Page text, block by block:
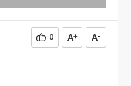
0 A+ A-